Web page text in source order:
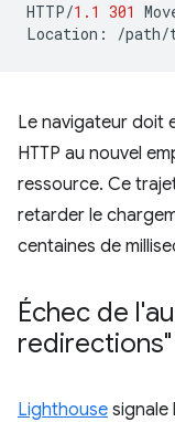
HTTP/1.1 301
Location : /path/
Le navigateur doit
HTTP au nouvel
ressource. Ce
retarder le
centaines de
Échec de
redirections"
Lighthouse signale